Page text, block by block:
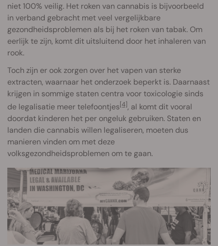
niet 100% veilig. Het roken van cannabis is bijvoorbeeld
in verband gebracht met veel vergelijkbare
gezondheidsproblemen als bij het roken van tabak. Om
eerlijk te zijn, komt dit uitsluitend door het inhaleren van
rook.
Toch zijn er ook zorgen over het vapen van sterke
extracten, waarnaar het onderzoek beperkt is. Daarnaast
krijgen in sommige staten centra voor toxicologie sinds
de legalisatie meer telefoontjes[4], al komt dit vooral
doordat kinderen het per ongeluk gebruiken. Staten en
landen die cannabis willen legaliseren, moeten dus
manieren vinden om met deze
volksgezondheidsproblemen om te gaan.